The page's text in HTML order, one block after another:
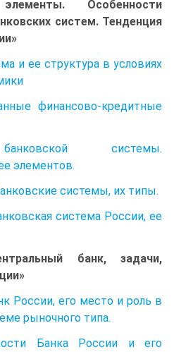
Особенности
систем. Тенденция
и ее структура в условиях
финансово-кредитные
системы.
элементов.
системы, их типы.
система России, ее
банк, задачи,
России, его место и роль в
рыночного типа.
Банка России и его